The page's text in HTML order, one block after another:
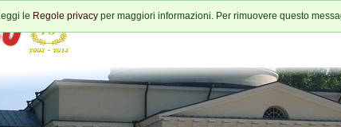
le Regole privacy per maggiori informazioni. Per rimuovere questo